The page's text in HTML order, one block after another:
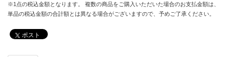
※1点の税込金額となります。 複数の商品をご購入いただいた場合のお支払金額は、
単品の税込金額の合計額とは異なる場合がございますので、予めご了承ください。
ポスト